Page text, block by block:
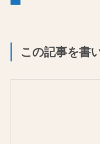
この記事を書